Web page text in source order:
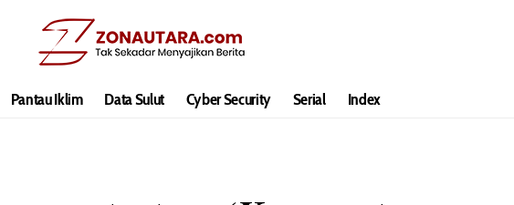
Pantau Iklim Data Sulut Cyber Security Serial Index